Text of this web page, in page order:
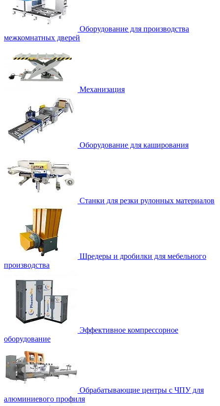
Оборудование для производства
межкомнатных дверей
Механизация
Оборудование для каширования
Станки для резки рулонных материалов
Шредеры и дробилки для мебельного
производства
Эффективное компрессорное
оборудование
Обрабатывающие центры с ЧПУ для
алюминиевого профиля